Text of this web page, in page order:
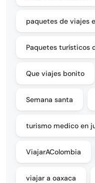
paquetes de viajes
Paquetes turísticos
Que viajes bonito
Semana santa
turismo medico en
ViajarAColombia
viajar a oaxaca